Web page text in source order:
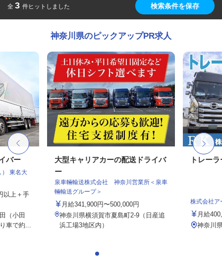
全 3 件ヒットしました 検索条件を保存
神奈川県のピックアップPR求人
バー
） 東名大
以上＋手
（小田
車で約...
大型キャリアカーの配送ドライバ
ー
泉車輛輸送株式会社 神奈川営業所＜泉車
輛輸送グループ＞
月給341,900円〜500,000円
神奈川県横須賀市夏島町2-9（日産追
浜工場3地区内）
トレー
株式会社ア
月給
神奈川